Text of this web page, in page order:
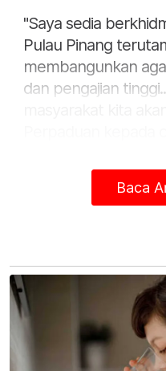
"Saya sedia
Pulau Pinang
membangunkan
dan pengajian
sekarang ini ialah
ekonomi demi
Beliau berkata
selepas Majlis
hadapan Yang
Tun Ahmad Fuzi
Baca